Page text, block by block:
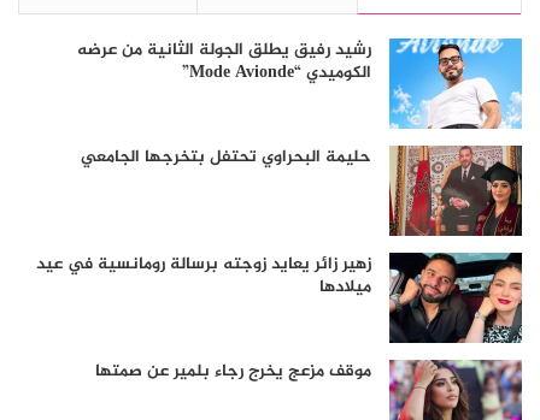
رشيد رفيق يطلق الجولة الثانية من عرضه
الكوميدي “Mode Avionde”
حليمة البحراوي تحتفل بتخرجها الجامعي
زهير زائر يعايد زوجته برسالة رومانسية في عيد
ميلادها
موقف مزعج يخرج رجاء بلمير عن صمتها